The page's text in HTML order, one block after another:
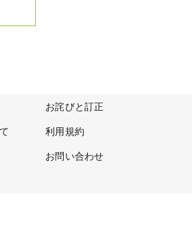
お詫びと訂正
利用規約
お問い合わせ